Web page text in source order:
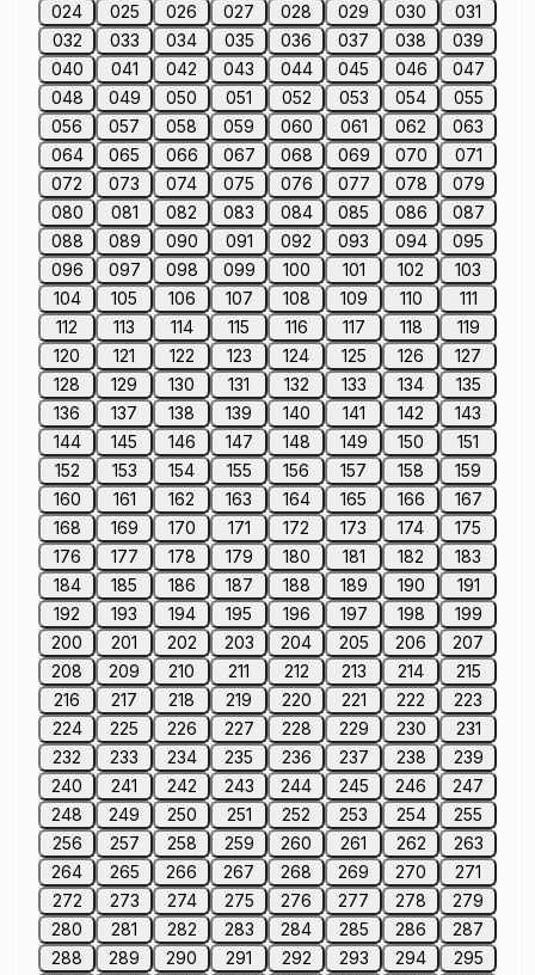
024
025 026 027 028 029 030
031
032
033 034 035 036 037 038
039
040
041 042 043 044 045 046
047
048
049 050 051 052 053 054
055
056
057 058 059 060 061 062
063
064
065 066 067 068 069 070
071
072
073 074 075 076 077 078
079
080
081 082 083 084 085 086
087
088
089 090 091 092 093 094
095
096
097 098 099 100 101 102
103
104
105 106 107 108 109 110
111
112
113 114 115 116 117 118
119
120
121 122 123 124 125 126
127
128
129 130 131 132 133 134
135
136
137 138 139 140 141 142
143
144
145 146 147 148 149 150
151
152
153 154 155 156 157 158
159
160
161 162 163 164 165 166
167
168
169 170 171 172 173 174
175
176
177 178 179 180 181 182
183
184
185 186 187 188 189 190
191
192
193 194 195 196 197 198
199
200
201 202 203 204 205 206
207
208
209 210 211 212 213 214
215
216
217 218 219 220 221 222
223
224
225 226 227 228 229 230
231
232
233 234 235 236 237 238
239
240
241 242 243 244 245 246
247
248
249 250 251 252 253 254
255
256
257 258 259 260 261 262
263
264
265 266 267 268 269 270
271
272
273 274 275 276 277 278
279
280
281 282 283 284 285 286
287
288
289 290 291 292 293 294
295